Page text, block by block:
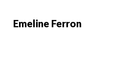
Emeline Ferron